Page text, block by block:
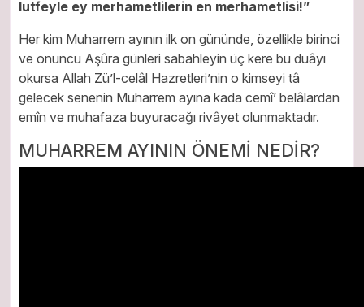
lutfeyle ey merhametlilerin en merhametlisi!”
Her kim Muharrem ayının ilk on gününde, özellikle birinci
ve onuncu Aşûra günleri sabahleyin üç kere bu duâyı
okursa Allah Zü’l-celâl Hazretleri’nin o kimseyi tâ
gelecek senenin Muharrem ayına kada cemî’ belâlardan
emîn ve muhafaza buyuracağı rivâyet olunmaktadır.
MUHARREM AYININ ÖNEMİ NEDİR?